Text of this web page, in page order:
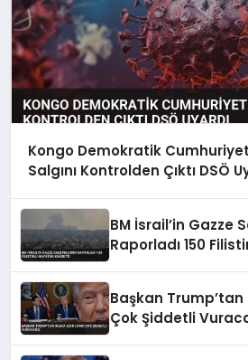
Kongo Demokratik
Salgını Kontrolden Çıktı DSÖ
BM İsrail’in Gazze
Raporladı 150
Başkan Trump’tan
Çok Şiddetli